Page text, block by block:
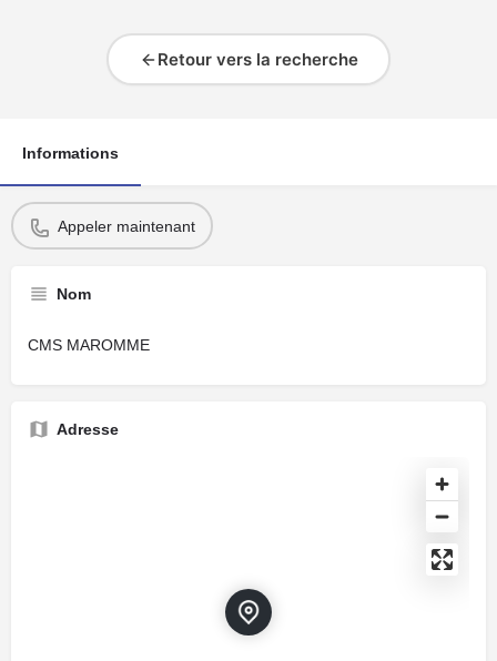
Retour vers la recherche
Informations
Appeler maintenant
Nom
CMS MAROMME
Adresse